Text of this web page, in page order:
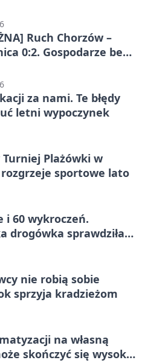
Ruch Chorzów –
0:2. Gospodarze bez
za nami. Te błędy
letni wypoczynek
Plażówki w
sportowe lato
i 60 wykroczeń.
drogówka sprawdziła
nie robią sobie
sprzyja kradzieżom
na własną
skończyć się wysoką